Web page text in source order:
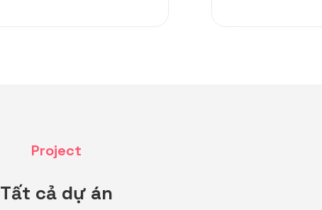
Project
Tất cả dự án